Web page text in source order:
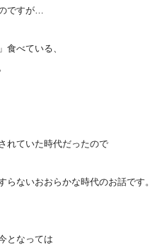
ですが…
食べている、
れていた時代だったので
ないおおらかな時代のお話です。
となっては